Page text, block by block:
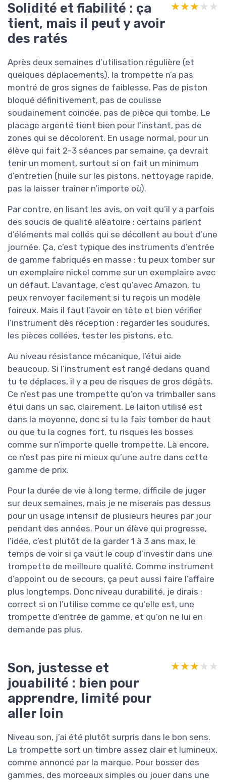
Solidité et fiabilité : ça
tient, mais il peut y avoir
des ratés
★★★★★
★★★★★
Après deux semaines d’utilisation régulière (et
quelques déplacements), la trompette n’a pas
montré de gros signes de faiblesse. Pas de piston
bloqué définitivement, pas de coulisse
soudainement coincée, pas de pièce qui tombe. Le
placage argenté tient bien pour l’instant, pas de
zones qui se décolorent. En usage normal, pour un
élève qui fait 2-3 séances par semaine, ça devrait
tenir un moment, surtout si on fait un minimum
d’entretien (huile sur les pistons, nettoyage rapide,
pas la laisser traîner n’importe où).
Par contre, en lisant les avis, on voit qu’il y a parfois
des soucis de qualité aléatoire : certains parlent
d’éléments mal collés qui se décollent au bout d’une
journée. Ça, c’est typique des instruments d’entrée
de gamme fabriqués en masse : tu peux tomber sur
un exemplaire nickel comme sur un exemplaire avec
un défaut. L’avantage, c’est qu’avec Amazon, tu
peux renvoyer facilement si tu reçois un modèle
foireux. Mais il faut l’avoir en tête et bien vérifier
l’instrument dès réception : regarder les soudures,
les pièces collées, tester les pistons, etc.
Au niveau résistance mécanique, l’étui aide
beaucoup. Si l’instrument est rangé dedans quand
tu te déplaces, il y a peu de risques de gros dégâts.
Ce n’est pas une trompette qu’on va trimballer sans
étui dans un sac, clairement. Le laiton utilisé est
dans la moyenne, donc si tu la fais tomber de haut
ou que tu la cognes fort, tu risques les bosses
comme sur n’importe quelle trompette. Là encore,
ce n’est pas pire ni mieux qu’une autre dans cette
gamme de prix.
Pour la durée de vie à long terme, difficile de juger
sur deux semaines, mais je ne miserais pas dessus
pour un usage intensif de plusieurs heures par jour
pendant des années. Pour un élève qui progresse,
l’idée, c’est plutôt de la garder 1 à 3 ans max, le
temps de voir si ça vaut le coup d’investir dans une
trompette de meilleure qualité. Comme instrument
d’appoint ou de secours, ça peut aussi faire l’affaire
plus longtemps. Donc niveau durabilité, je dirais :
correct si on l’utilise comme ce qu’elle est, une
trompette d’entrée de gamme, et qu’on ne lui en
demande pas plus.
Son, justesse et
jouabilité : bien pour
apprendre, limité pour
aller loin
★★★★★
★★★★★
Niveau son, j’ai été plutôt surpris dans le bon sens.
La trompette sort un timbre assez clair et lumineux,
comme annoncé par la marque. Pour bosser des
gammes, des morceaux simples ou jouer dans une